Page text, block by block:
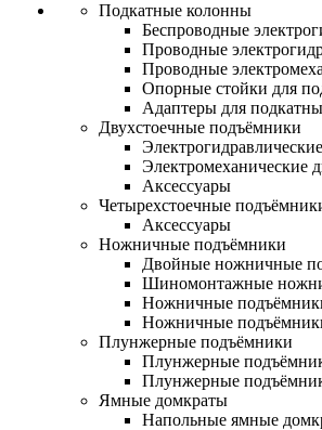
Подкатные колонны
Беспроводные
Проводные
Проводные
Опорные стойки для
Адаптеры для
Двухстоечные подъёмники
Электромеханические
Аксессуары
Четырехстоечные
Аксессуары
Ножничные подъёмники
Двойные ножничные
Шиномонтажные
Ножничные
Ножничные
Плунжерные подъёмники
Плунжерные
Плунжерные
Ямные домкраты
Напольные ямные